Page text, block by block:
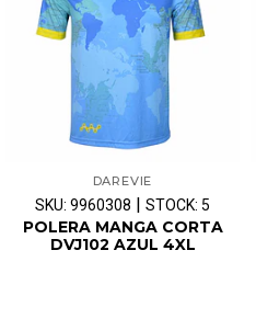
DAREVIE
SKU: 9960308 | STOCK: 5
POLERA MANGA CORTA
DVJ102 AZUL 4XL